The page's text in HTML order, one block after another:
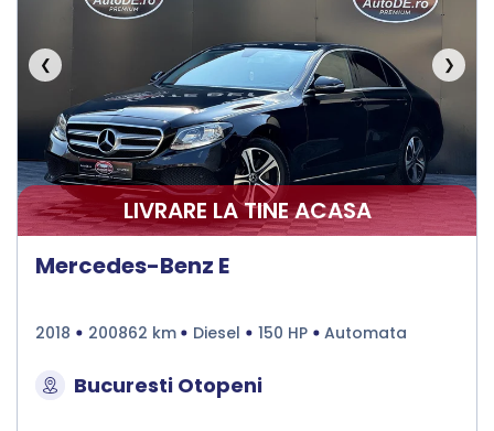
❮ ❯
LIVRARE LA TINE ACASA
Mercedes-Benz E
2018 200862 km Diesel 150 HP Automata
Bucuresti Otopeni